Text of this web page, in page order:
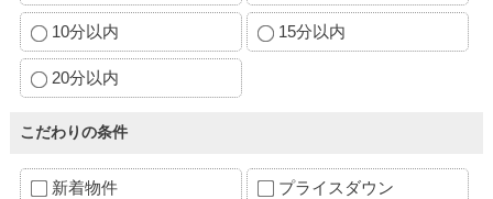
10分以内 15分以内
20分以内
こだわりの条件
新着物件 プライスダウン